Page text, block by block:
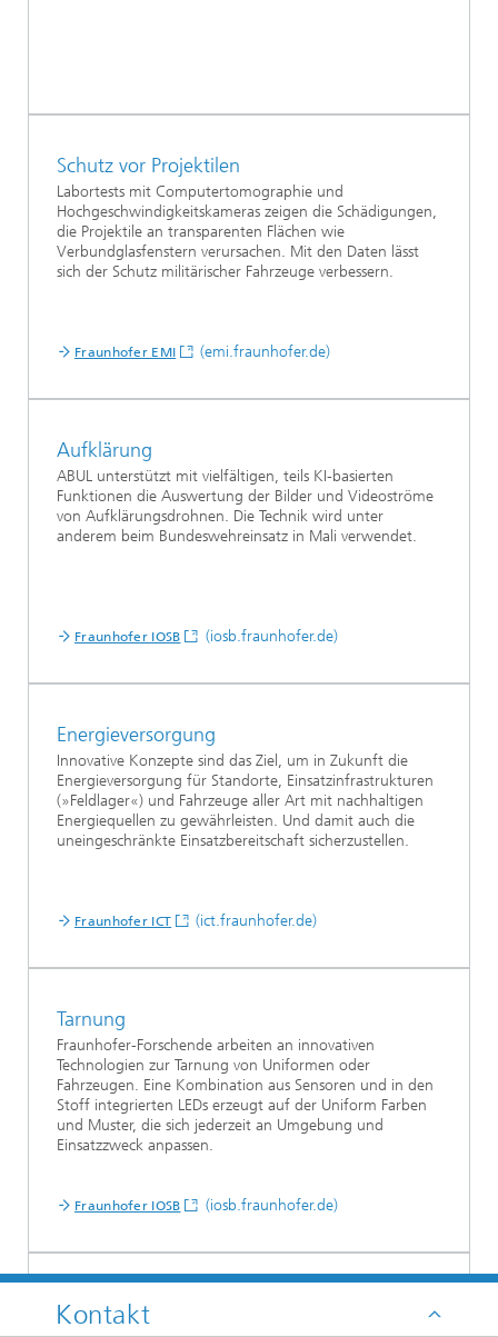
Schutz vor Projektilen
Labortests mit Computertomographie und
Hochgeschwindigkeitskameras zeigen die Schädigungen,
die Projektile an transparenten Flächen wie
Verbundglasfenstern verursachen. Mit den Daten lässt
sich der Schutz militärischer Fahrzeuge verbessern.
Fraunhofer EMI (emi.fraunhofer.de)
Aufklärung
ABUL unterstützt mit vielfältigen, teils KI-basierten
Funktionen die Auswertung der Bilder und Videoströme
von Aufklärungsdrohnen. Die Technik wird unter
anderem beim Bundeswehreinsatz in Mali verwendet.
Fraunhofer IOSB (iosb.fraunhofer.de)
Energieversorgung
Innovative Konzepte sind das Ziel, um in Zukunft die
Energieversorgung für Standorte, Einsatzinfrastrukturen
(»Feldlager«) und Fahrzeuge aller Art mit nachhaltigen
Energiequellen zu gewährleisten. Und damit auch die
uneingeschränkte Einsatzbereitschaft sicherzustellen.
Fraunhofer ICT (ict.fraunhofer.de)
Tarnung
Fraunhofer-Forschende arbeiten an innovativen
Technologien zur Tarnung von Uniformen oder
Fahrzeugen. Eine Kombination aus Sensoren und in den
Stoff integrierten LEDs erzeugt auf der Uniform Farben
und Muster, die sich jederzeit an Umgebung und
Einsatzzweck anpassen.
Fraunhofer IOSB (iosb.fraunhofer.de)
Missionsplanung
Der Digitale Lagetisch dient der Visualisierung und
Kontakt